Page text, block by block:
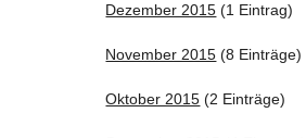
Dezember 2015 (1 Eintrag)
November 2015 (8 Einträge)
Oktober 2015 (2 Einträge)